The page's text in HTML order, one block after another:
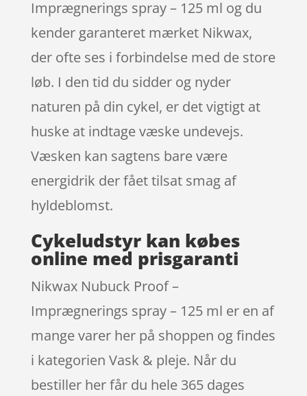
Imprægnerings spray – 125 ml og du
kender garanteret mærket Nikwax,
der ofte ses i forbindelse med de store
løb. I den tid du sidder og nyder
naturen på din cykel, er det vigtigt at
huske at indtage væske undevejs.
Væsken kan sagtens bare være
energidrik der fået tilsat smag af
hyldeblomst.
Cykeludstyr kan købes
online med prisgaranti
Nikwax Nubuck Proof –
Imprægnerings spray – 125 ml er en af
mange varer her på shoppen og findes
i kategorien Vask & pleje. Når du
bestiller her får du hele 365 dages